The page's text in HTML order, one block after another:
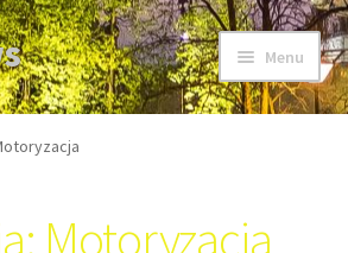
Menu
Motoryzacja